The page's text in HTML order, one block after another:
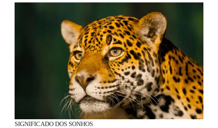
SIGNIFICADO DOS SONHOS